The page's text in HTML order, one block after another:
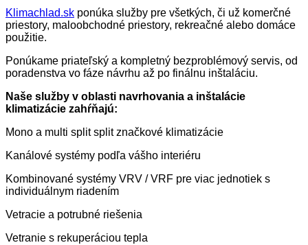
Klimachlad.sk ponúka služby pre všetkých, či už komerčné
priestory, maloobchodné priestory, rekreačné alebo domáce
použitie.
Ponúkame priateľský a kompletný bezproblémový servis, od
poradenstva vo fáze návrhu až po finálnu inštaláciu.
Naše služby v oblasti navrhovania a inštalácie
klimatizácie zahŕňajú:
Mono a multi split split značkové klimatizácie
Kanálové systémy podľa vášho interiéru
Kombinované systémy VRV / VRF pre viac jednotiek s
individuálnym riadením
Vetracie a potrubné riešenia
Vetranie s rekuperáciou tepla